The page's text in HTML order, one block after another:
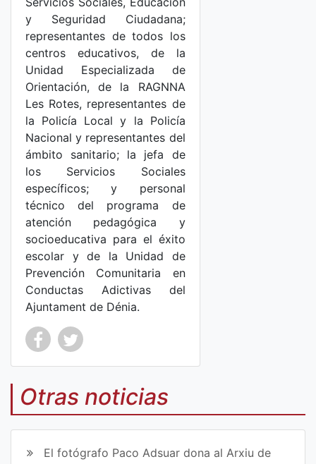
y Seguridad Ciudadana;
representantes de todos los
centros educativos, de la
Unidad Especializada de
Orientación, de la RAGNNA
Les Rotes, representantes de
la Policía Local y la Policía
Nacional y representantes del
ámbito sanitario; la jefa de
los Servicios Sociales
específicos; y personal
técnico del programa de
atención pedagógica y
socioeducativa para el éxito
escolar y de la Unidad de
Prevención Comunitaria en
Conductas Adictivas del
Ajuntament de Dénia.
Co
mp
art
Co
mp
art
ir
Otras noticias
El fotógrafo Paco Adsuar dona al Arxiu de